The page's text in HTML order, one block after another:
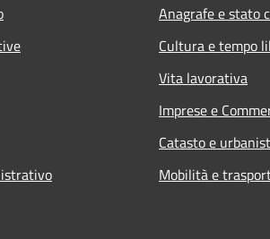
Anagrafe e stato
Cultura e tempo
Vita lavorativa
Imprese e
Catasto e
Mobilità e